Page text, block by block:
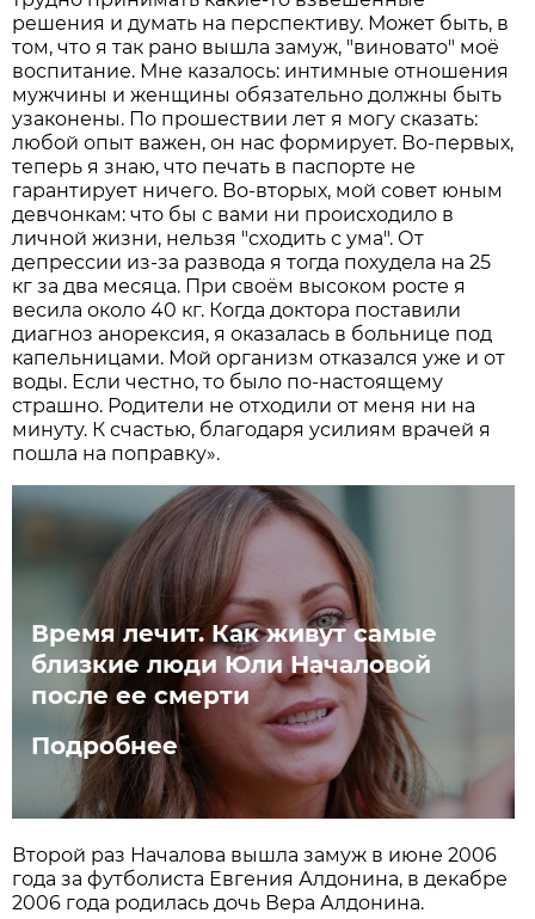
решения и думать на перспективу. Может быть, в
том, что я так рано вышла замуж, "виновато" моё
воспитание. Мне казалось: интимные отношения
мужчины и женщины обязательно должны быть
узаконены. По прошествии лет я могу сказать:
любой опыт важен, он нас формирует. Во-первых,
теперь я знаю, что печать в паспорте не
гарантирует ничего. Во-вторых, мой совет юным
девчонкам: что бы с вами ни происходило в
личной жизни, нельзя "сходить с ума". От
депрессии из-за развода я тогда похудела на 25
кг за два месяца. При своём высоком росте я
весила около 40 кг. Когда доктора поставили
диагноз анорексия, я оказалась в больнице под
капельницами. Мой организм отказался уже и от
воды. Если честно, то было по-настоящему
страшно. Родители не отходили от меня ни на
минуту. К счастью, благодаря усилиям врачей я
пошла на поправку».
Время лечит. Как живут самые
близкие люди Юли Началовой
после ее смерти
Подробнее
Второй раз Началова вышла замуж в июне 2006
года за футболиста Евгения Алдонина, в декабре
2006 года родилась дочь Вера Алдонина.